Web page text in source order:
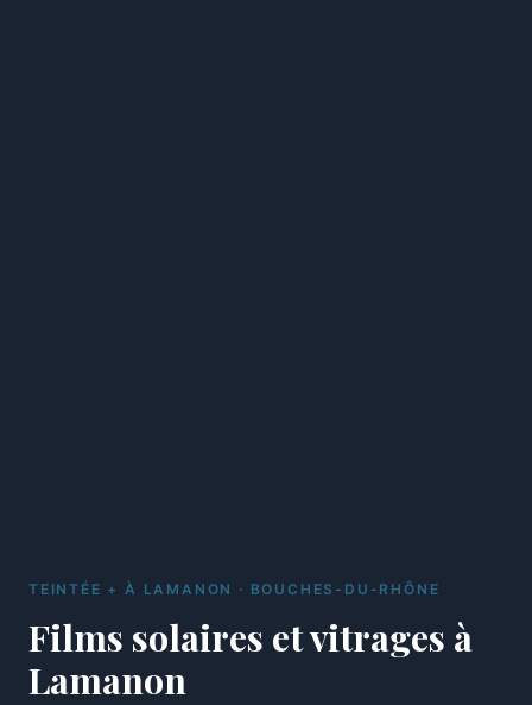
TEINTÉE + À LAMANON · BOUCHES-DU-RHÔNE
Films solaires et vitrages à
Lamanon